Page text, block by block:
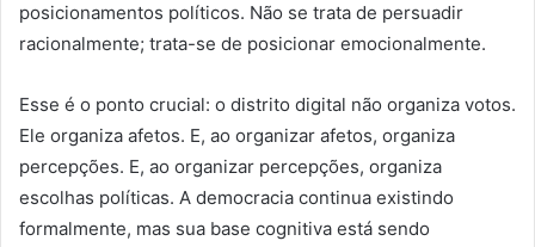
posicionamentos políticos. Não se trata de persuadir
racionalmente; trata-se de posicionar emocionalmente.
Esse é o ponto crucial: o distrito digital não organiza votos.
Ele organiza afetos. E, ao organizar afetos, organiza
percepções. E, ao organizar percepções, organiza
escolhas políticas. A democracia continua existindo
formalmente, mas sua base cognitiva está sendo